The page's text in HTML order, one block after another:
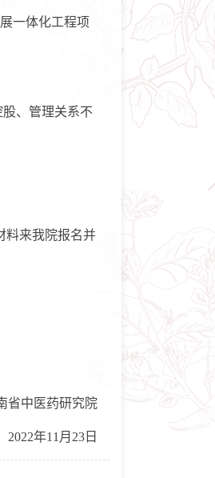
一体化工程项
、管理关系不
料来我院报名并
中医药研究院
年11月23日